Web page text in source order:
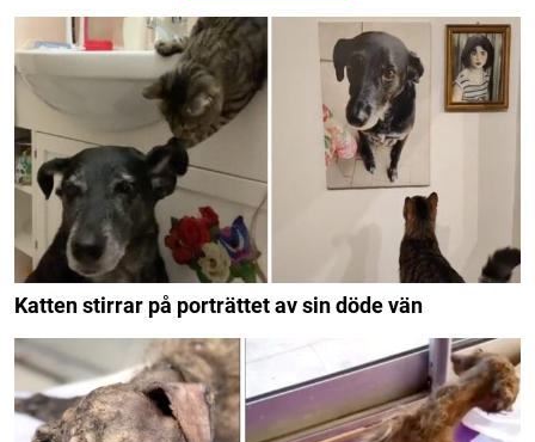
Katten stirrar på porträttet av sin döde vän